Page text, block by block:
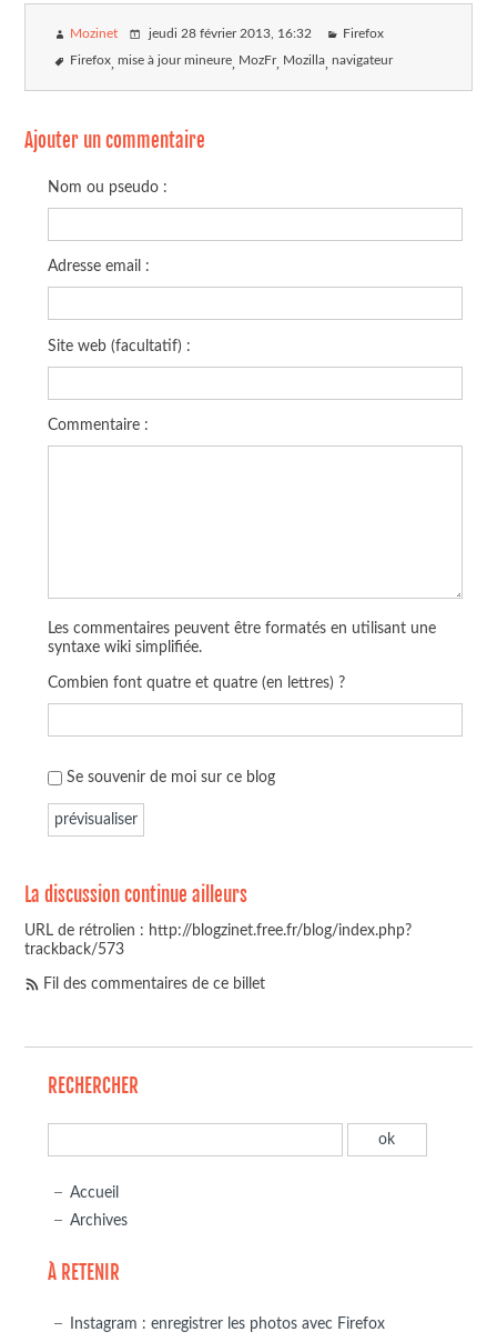
Mozinet jeudi 28 février 2013 , 16:32 Firefox
Firefox mise à jour mineure MozFr Mozilla navigateur
Ajouter un commentaire
Nom ou pseudo :
Adresse email :
Site web (facultatif) :
Commentaire :
Les commentaires peuvent être formatés en utilisant une
syntaxe wiki simplifiée.
Combien font quatre et quatre (en lettres) ?
Se souvenir de moi sur ce blog
La discussion continue ailleurs
URL de rétrolien : http://blogzinet.free.fr/blog/index.php?
trackback/573
Fil des commentaires de ce billet
RECHERCHER
Accueil
Archives
À RETENIR
Instagram : enregistrer les photos avec Firefox